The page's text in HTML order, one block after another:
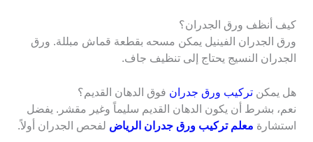
كيف أنظف ورق الجدران؟
ورق الجدران الفينيل يمكن مسحه بقطعة قماش مبللة. ورق
الجدران النسيج يحتاج إلى تنظيف جاف.
هل يمكن تركيب ورق جدران فوق الدهان القديم؟
نعم، بشرط أن يكون الدهان القديم سليماً وغير مقشر. يفضل
استشارة معلم تركيب ورق جدران الرياض لفحص الجدران أولاً.